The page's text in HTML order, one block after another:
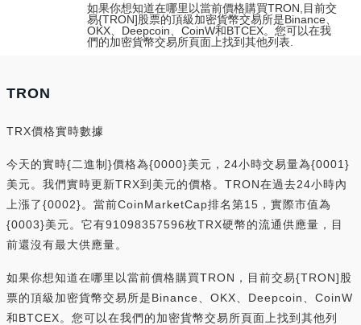
如果你想知道在哪里以當前價格購買TRON,目前交
易{TRON]股票的頂級加密貨幣交易所是Binance、
OKX、Deepcoin、CoinW和BTCEX。您可以在我
們的加密貨幣交易所頁面上找到其他列表.
TRON
TRX價格實時數據
今天的實時{二進制}價格為{0000}美元，24小時交易量為{0001}
美元。我們實時更新TRX到美元的價格。TRON在過去24小時內
上漲了{0002}。當前CoinMarketCap排名第15，實際市值為
{0003}美元。它有91098357596枚TRX硬幣的流通供應量，目
前還沒有最大供應量。
如果你想知道在哪里以當前價格購買TRON，目前交易{TRON]股
票的頂級加密貨幣交易所是Binance、OKX、Deepcoin、CoinW
和BTCEX。您可以在我們的加密貨幣交易所頁面上找到其他列